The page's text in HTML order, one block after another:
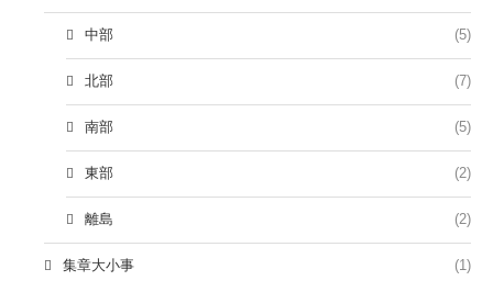
中部 (5)
北部 (7)
南部 (5)
東部 (2)
離島 (2)
集章大小事 (1)